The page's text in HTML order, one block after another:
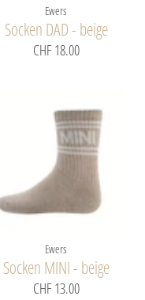
Ewers
Socken DAD - beige
CHF 18.00
Ewers
Socken MINI - beige
CHF 13.00